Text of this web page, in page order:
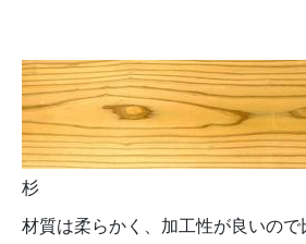
杉
材質は柔らかく、加工性が良いので